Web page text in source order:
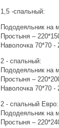
1,5 -спальный:
Пододеяльник на
Простыня –
Наволочка 70*70 -
2 - спальный:
Пододеяльник на
Простыня –
Наволочка 70*70 -
2 - спальный Евро:
Пододеяльник на
Простыня –